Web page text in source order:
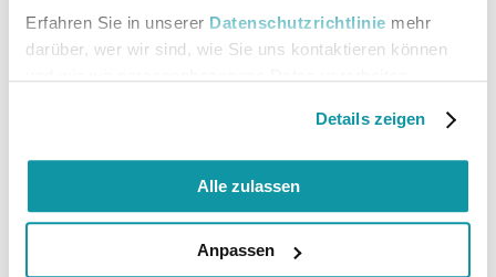
Erfahren Sie in unserer Datenschutzrichtlinie mehr
darüber, wer wir sind, wie Sie uns kontaktieren können
Details zeigen
Alle zulassen
Anpassen